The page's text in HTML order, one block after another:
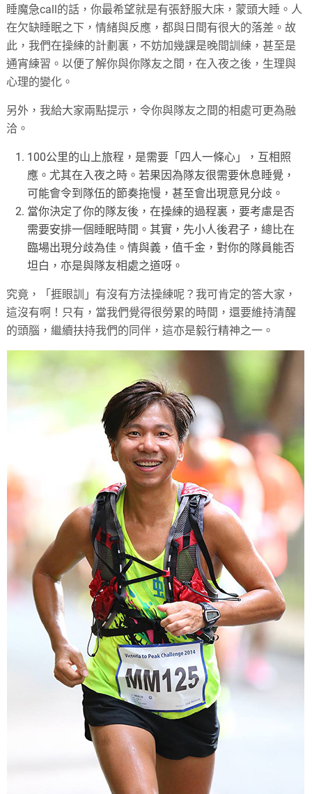
睡魔急call的話，你最希望就是有張舒服大床，蒙頭大睡。人
在欠缺睡眠之下，情緒與反應，都與日間有很大的落差。故
此，我們在操練的計劃裏，不妨加幾課是晚間訓練，甚至是
通宵練習。以便了解你與你隊友之間，在入夜之後，生理與
心理的變化。
另外，我給大家兩點提示，令你與隊友之間的相處可更為融
洽。
100公里的山上旅程，是需要「四人一條心」，互相照
應。尤其在入夜之時。若果因為隊友很需要休息睡覺，
可能會令到隊伍的節奏拖慢，甚至會出現意見分歧。
當你決定了你的隊友後，在操練的過程裏，要考慮是否
需要安排一個睡眠時間。其實，先小人後君子，總比在
臨場出現分歧為佳。情與義，值千金，對你的隊員能否
坦白，亦是與隊友相處之道呀。
究竟，「捱眼訓」有沒有方法操練呢？我可肯定的答大家，
這沒有啊！只有，當我們覺得很勞累的時間，還要維持清醒
的頭腦，繼續扶持我們的同伴，這亦是毅行精神之一。